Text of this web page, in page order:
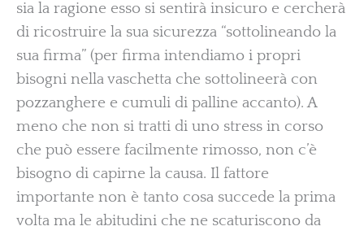
sia la ragione esso si sentirà insicuro e cercherà
di ricostruire la sua sicurezza “sottolineando la
sua firma” (per firma intendiamo i propri
bisogni nella vaschetta che sottolineerà con
pozzanghere e cumuli di palline accanto). A
meno che non si tratti di uno stress in corso
che può essere facilmente rimosso, non c’è
bisogno di capirne la causa. Il fattore
importante non è tanto cosa succede la prima
volta ma le abitudini che ne scaturiscono da